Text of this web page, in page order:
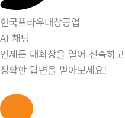
한국프라우대창공업
AI 채팅
언제든 대화창을 열어 신속하고
정확한 답변을 받아보세요!